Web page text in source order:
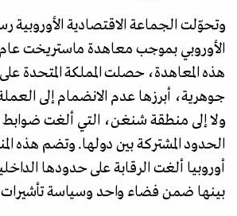
وتحوّلت الجماعة الاقتصادية الأوروبية
هذه المعاهدة، حصلت المملكة المتحدة
جوهرية، أبرزها عدم الانضمام إلى العملة
ولا إلى منطقة شنغن، التي ألغت ضوابط
أوروبيا ألغت الرقابة على حدودها
بينها ضمن فضاء واحد وسياسة